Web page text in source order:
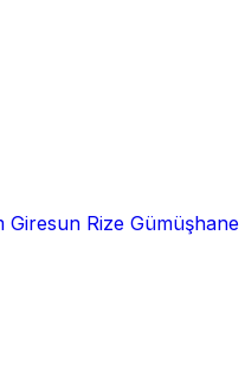
Giresun Rize Gümüşhane